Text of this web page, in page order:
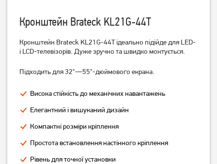
Кронштейн ITech LCD522B
439 грн
Кронштейн ITech PB2T
379грн
Кронштейн Brateck KL21G-44Т
Кронштейн Brateck KL21G-44Т ідеально підійде для LED-
і LCD-телевізорів. Дуже зручно та швидко монтується.
Підходить для 32"—55"-дюймового екрана.
Висока стійкість до механічних навантажень
Елегантний і вишуканий дизайн
Компактні розміри кріплення
Простота встановлення настінного кріплення
Рівень для точної установки